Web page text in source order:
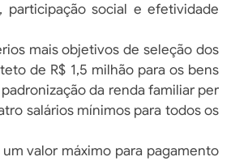
participação social e efetividade
mais objetivos de seleção dos
de R$ 1,5 milhão para os bens
da renda familiar per
salários mínimos para todos os
valor máximo para pagamento